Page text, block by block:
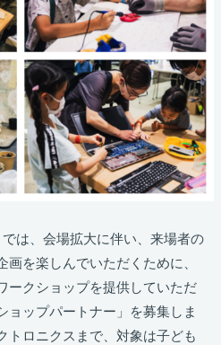
では、会場拡大に伴い、来場者の
を楽しんでいただくために、
ークショップを提供していただ
ョップパートナー」を募集しま
トロニクスまで、対象は子ども